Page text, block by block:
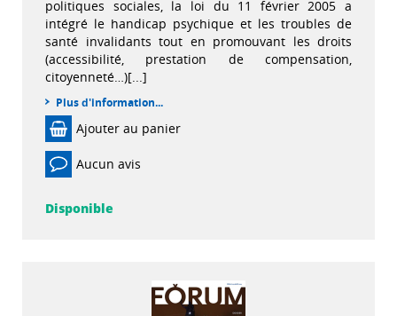
politiques sociales, la loi du 11 février 2005 a
intégré le handicap psychique et les troubles de
santé invalidants tout en promouvant les droits
(accessibilité, prestation de compensation,
citoyenneté…)[...]
Plus d'information...
Ajouter au panier
Aucun avis
Disponible